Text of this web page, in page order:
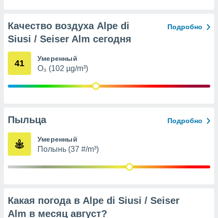
данных
сведения
Качество воздуха Alpe di
Siusi / Seiser Alm сегодня
Подробно
41 Умеренный
O₃ (102 µg/m³)
Пыльца Подробно
Умеренный
Полынь (37 #/m³)
Какая погода в Alpe di Siusi / Seiser
Alm в месяц август?